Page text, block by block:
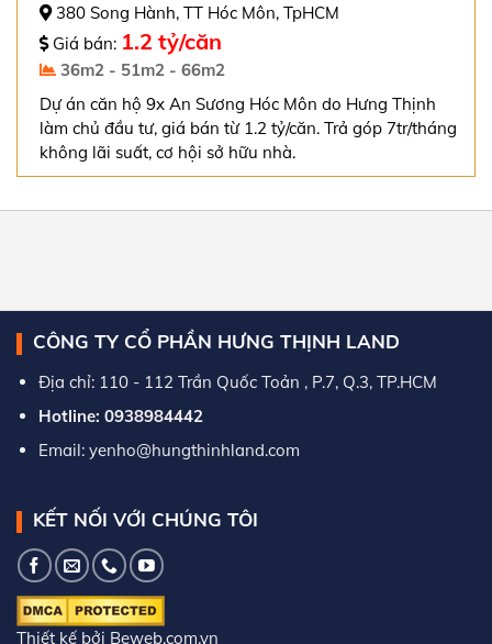
380 Song Hành, TT Hóc Môn, TpHCM
Giá bán: 1.2 tỷ/căn
36m2 - 51m2 - 66m2
Dự án căn hộ 9x An Sương Hóc Môn do Hưng Thịnh
làm chủ đầu tư, giá bán từ 1.2 tỷ/căn. Trả góp 7tr/tháng
không lãi suất, cơ hội sở hữu nhà.
CÔNG TY CỔ PHẦN HƯNG THỊNH LAND
Địa chỉ: 110 - 112 Trần Quốc Toản , P.7, Q.3, TP.HCM
Hotline: 0938984442
Email: yenho@hungthinhland.com
KẾT NỐI VỚI CHÚNG TÔI
Thiết kế bởi Beweb.com.vn